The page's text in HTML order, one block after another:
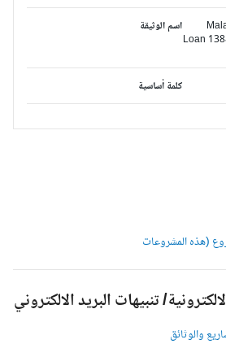
اسم الوثيقة
Loan
كلمة أساسية
(هذه المشروعات
تنبيهات البريد الالكتروني
والوثائق